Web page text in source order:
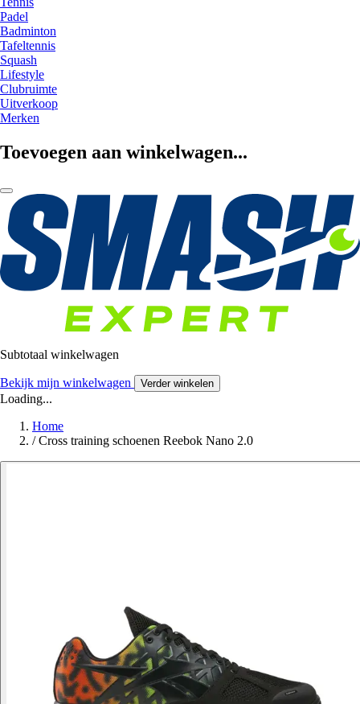
Padel
Badminton
Tafeltennis
Squash
Lifestyle
Clubruimte
Uitverkoop
Merken
Toevoegen aan winkelwagen...
Subtotaal winkelwagen
Bekijk mijn winkelwagen Verder winkelen
Loading...
Home
/ Cross training schoenen Reebok Nano 2.0